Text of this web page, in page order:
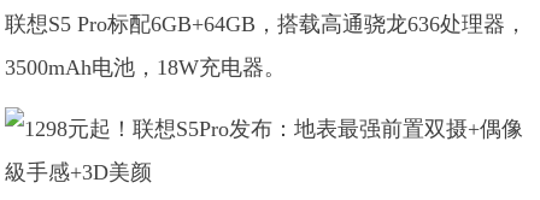
联想S5 Pro标配6GB+64GB，搭载高通骁龙636处理器，
3500mAh电池，18W充电器。